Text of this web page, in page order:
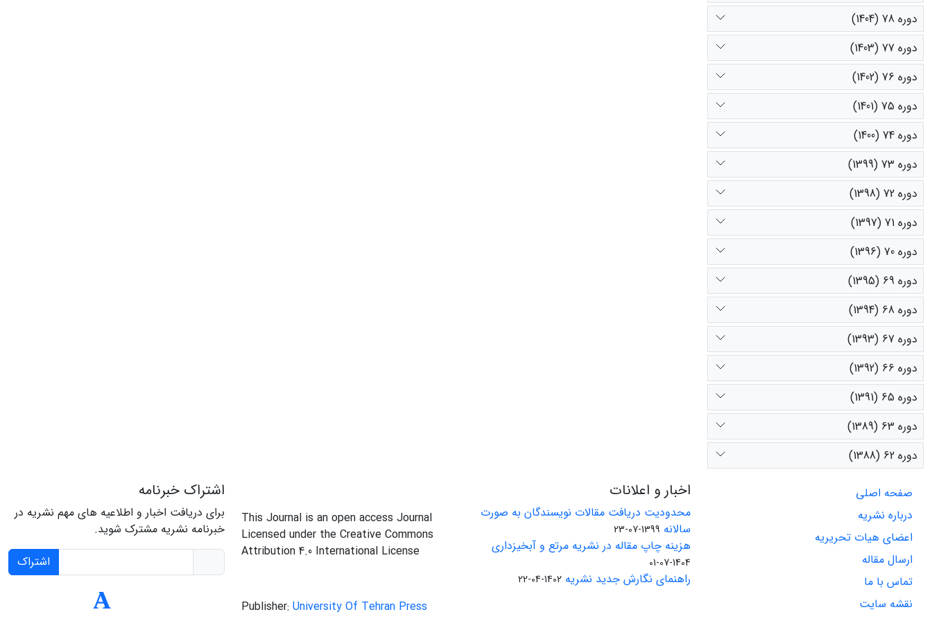
دوره 78 (1404)
دوره 77 (1403)
دوره 76 (1402)
دوره 75 (1401)
دوره 74 (1400)
دوره 73 (1399)
دوره 72 (1398)
دوره 71 (1397)
دوره 70 (1396)
دوره 69 (1395)
دوره 68 (1394)
دوره 67 (1393)
دوره 66 (1392)
دوره 65 (1391)
دوره 63 (1389)
دوره 62 (1388)
صفحه اصلی
درباره نشریه
اعضای هیات تحریریه
ارسال مقاله
تماس با ما
نقشه سایت
اخبار و اعلانات
محدودیت دریافت مقالات نویسندگان به صورت
سالانه 1399-07-23
هزینه چاپ مقاله در نشریه مرتع و آبخیزداری
1404-07-01
راهنمای نگارش جدید نشریه 1402-04-22
This Journal is an open access Journal
Licensed under the Creative Commons
Attribution 4.0 International License
Publisher: University Of Tehran Press
اشتراک خبرنامه
برای دریافت اخبار و اطلاعیه های مهم نشریه در
خبرنامه نشریه مشترک شوید.
اشتراک